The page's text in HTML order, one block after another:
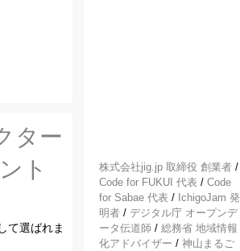
ター
ト
て選ばれま
株式会社jig.jp 取締役 創業者 /
Code for FUKUI 代表 / Code
for Sabae 代表 / IchigoJam 発
明者 / デジタル庁 オープンデ
ータ伝道師 / 総務省 地域情報
化アドバイザー / 神山まるご